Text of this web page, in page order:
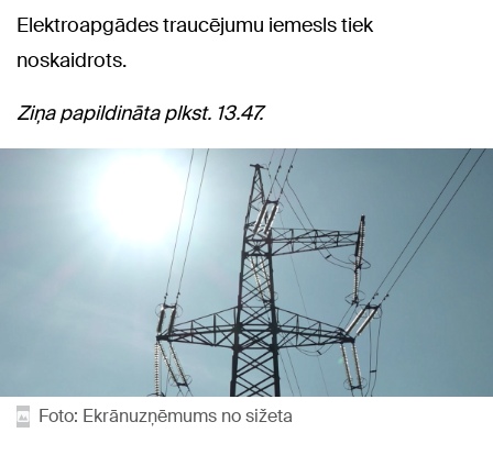
Elektroapgādes traucējumu iemesls tiek
noskaidrots.
Ziņa papildināta plkst. 13.47.
Foto: Ekrānuzņēmums no sižeta